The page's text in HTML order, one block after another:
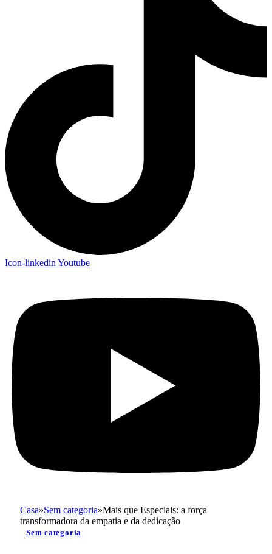
Icon-linkedin Youtube
Casa»Sem categoria»Mais que Especiais: a força
transformadora da empatia e da dedicação
Sem categoria